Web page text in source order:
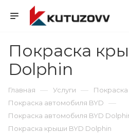
Покраска
Dolphin
Главная — Услуги —
Покраска автомобиля BYD —
Покраска автомобиля BYD
Покраска крыши BYD Dolphin